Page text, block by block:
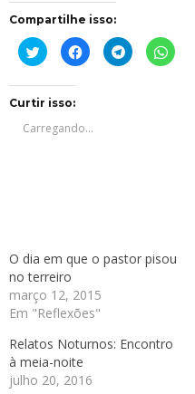
Compartilhe isso:
Clique
para
compartilhar
em
janela)
Clique
para
compartilhar
janela)
Clique
para
compartilhar
Clique
para
Curtir isso:
Carregando...
O dia em que o pastor pisou
no terreiro
março 12, 2015
Em "Reflexões"
Relatos Noturnos: Encontro
à meia-noite
julho 20, 2016